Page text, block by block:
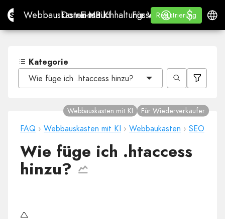
Site.proWebbauskasten mit KI
Webbauskasten mit KI
Domains
Domains
E-Mail
E-MailBuchhaltungssoftware
Buchhaltungssoftware
Für
Für Wiederverkäufer
WHITE LABEL
Lernen
Lernen
Registrierung
Registrierung
Anmelden
$
$
Kategorie
Wie füge ich .htaccess hinzu?
FAQ › Webbauskasten mit KI › Webbaukasten › SEO
Webbauskasten mit KI Für Wiederverkäufer
Wie füge ich .htaccess
hinzu?